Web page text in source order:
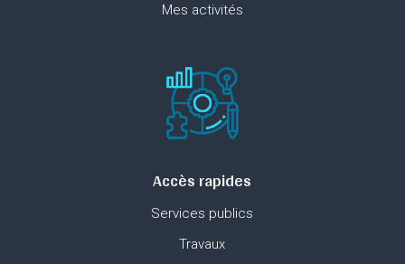
Mes activités
Accès rapides
Services publics
Travaux